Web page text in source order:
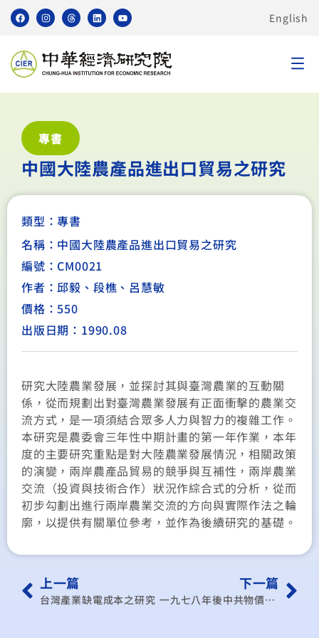
English
專書
中國大陸農產品進出口貿易之研究
類型：專書
名稱：中國大陸農產品進出口貿易之研究
編號：CM0021
作者：邱毅、段樵、呂慧敏
價格：550
出版日期：1990.08
研究大陸農業發展，並探討其與臺灣農業的互動關
係，從而規劃出對臺灣農業發展有正面衝擊的農業交
流方式，是一項須結合眾多人力與智力的複雜工作。
本研究是農委會三年性中期計畫的第一年作業，本年
度的主要研究重點是對大陸農業發展情況，相關政策
的演變，兩岸農產品貿易的競爭與互補性，兩岸農業
交流（投資與技術合作）狀況作綜合式的分析，從而
初步勾劃出進行兩岸農業交流的方向與實際作法之輪
廓，以提供有關單位參考，並作為後續研究的基礎。
上一篇
台灣產業缺電成本之研究
下一篇
一九七八年後中共物價膨脹初探